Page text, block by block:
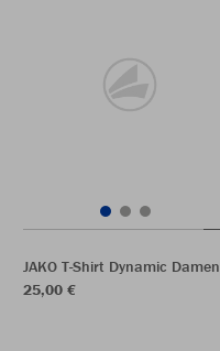
JAKO T-Shirt Dynamic Damen
25,00 €